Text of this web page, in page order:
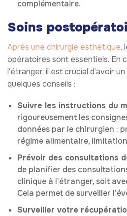
complémentaire.
Soins
Après une chirurgie esthétique,
opératoires sont essentiels. En
l’étranger, il est crucial d’avoir
quelques conseils :
Suivre les instructions du
rigoureusement les
données par le chirurgien :
régime alimentaire,
Prévoir des consultations
de planifier des
clinique à l’étranger, soit
Cela permet de surveiller
Surveiller votre